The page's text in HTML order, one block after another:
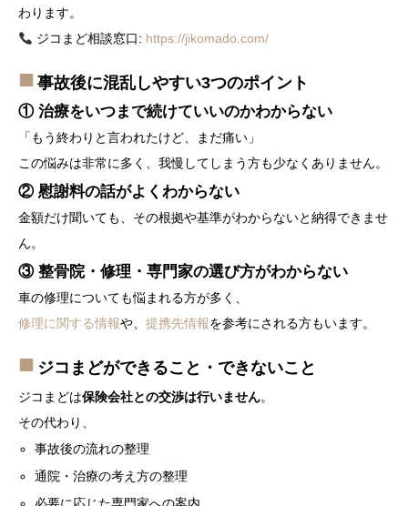
わります。
ジコまど相談窓口: https://jikomado.com/
事故後に混乱しやすい3つのポイント
① 治療をいつまで続けていいのかわからない
「もう終わりと言われたけど、まだ痛い」
この悩みは非常に多く、我慢してしまう方も少なくありません。
② 慰謝料の話がよくわからない
金額だけ聞いても、その根拠や基準がわからないと納得できませ
ん。
③ 整骨院・修理・専門家の選び方がわからない
車の修理についても悩まれる方が多く、
修理に関する情報や、 提携先情報を参考にされる方もいます。
ジコまどができること・できないこと
ジコまどは保険会社との交渉は行いません。
その代わり、
事故後の流れの整理
通院・治療の考え方の整理
必要に応じた専門家への案内